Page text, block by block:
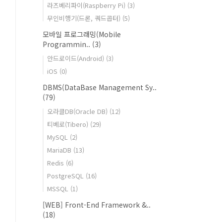
라즈베리파이(Raspberry Pi) (3)
무인비행기(드론, 쿼드콥터) (5)
모바일 프로그래밍(Mobile
Programmin.. (3)
안드로이드(Android) (3)
iOS (0)
DBMS(DataBase Management Sy..
(79)
오라클DB(Oracle DB) (12)
티베로(Tibero) (29)
MySQL (2)
MariaDB (13)
Redis (6)
PostgreSQL (16)
MSSQL (1)
[WEB] Front-End Framework &..
(18)